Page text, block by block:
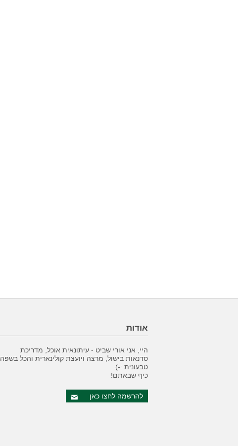
אודות
היי, אני אורי שביט - עיתונאית אוכל, מדריכת
סדנאות בישול, מרצה ויועצת קולינארית והכל בשפה
טבעונית :-)
כיף שבאתם!
להרשמה לחצו כאן